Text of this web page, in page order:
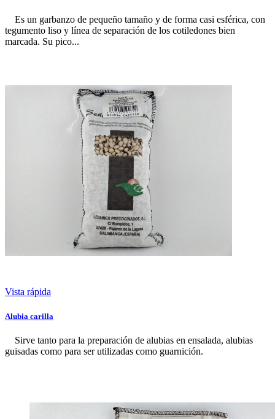
Es un garbanzo de pequeño tamaño y de forma casi esférica, con
tegumento liso y línea de separación de los cotiledones bien
marcada. Su pico...
Vista rápida
Alubia carilla
Sirve tanto para la preparación de alubias en ensalada, alubias
guisadas como para ser utilizadas como guarnición.